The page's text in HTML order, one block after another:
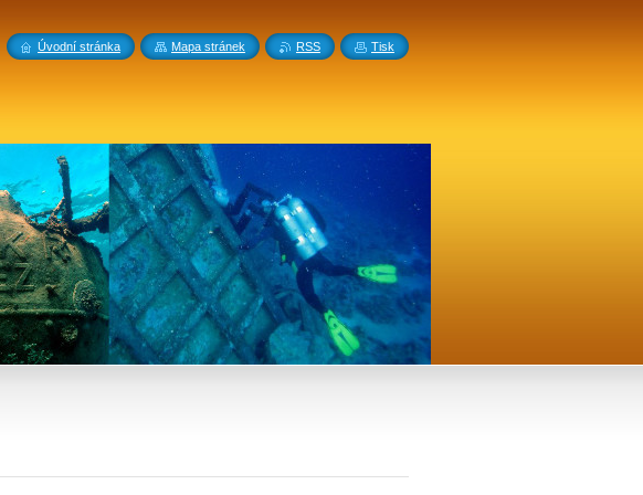
Úvodní stránka Mapa stránek RSS Tisk